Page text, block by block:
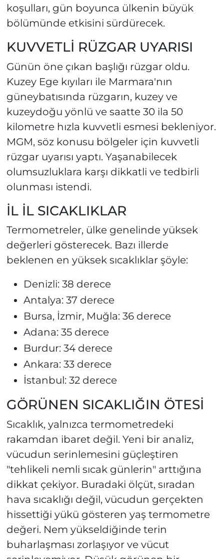
koşulları, gün boyunca ülkenin büyük
bölümünde etkisini sürdürecek.
KUVVETLİ RÜZGAR UYARISI
Günün öne çıkan başlığı rüzgar oldu.
Kuzey Ege kıyıları ile Marmara'nın
güneybatısında rüzgarın, kuzey ve
kuzeydoğu yönlü ve saatte 30 ila 50
kilometre hızla kuvvetli esmesi bekleniyor.
MGM, söz konusu bölgeler için kuvvetli
rüzgar uyarısı yaptı. Yaşanabilecek
olumsuzluklara karşı dikkatli ve tedbirli
olunması istendi.
İL İL SICAKLIKLAR
Termometreler, ülke genelinde yüksek
değerleri gösterecek. Bazı illerde
beklenen en yüksek sıcaklıklar şöyle:
Denizli: 38 derece
Antalya: 37 derece
Bursa, İzmir, Muğla: 36 derece
Adana: 35 derece
Burdur: 34 derece
Ankara: 33 derece
İstanbul: 32 derece
GÖRÜNEN SICAKLIĞIN ÖTESİ
Sıcaklık, yalnızca termometredeki
rakamdan ibaret değil. Yeni bir analiz,
vücudun serinlemesini güçleştiren
"tehlikeli nemli sıcak günlerin" arttığına
dikkat çekiyor. Buradaki ölçüt, sıradan
hava sıcaklığı değil, vücudun gerçekten
hissettiği yükü gösteren yaş termometre
değeri. Nem yükseldiğinde terin
buharlaşması zorlaşıyor ve vücut